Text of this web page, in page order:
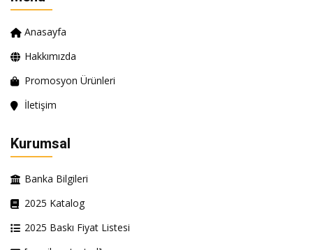
Anasayfa
Hakkımızda
Promosyon Ürünleri
İletişim
Kurumsal
Banka Bilgileri
2025 Katalog
2025 Baskı Fiyat Listesi